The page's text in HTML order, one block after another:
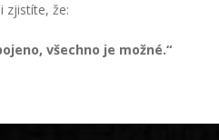
zjistíte, že:
všechno je možné.“